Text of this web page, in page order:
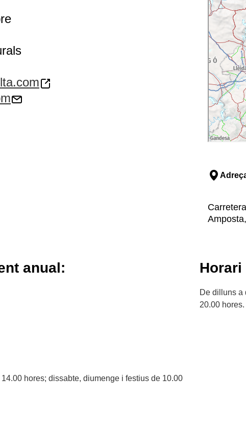
anual:
De dilluns a
20.00 hores.
hores; dissabte, diumenge i festius de 10.00